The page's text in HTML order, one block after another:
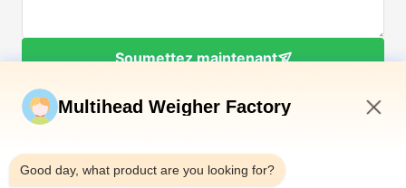
Soumettez maintenant
Multihead Weigher Factory
Good day, what product are you looking for?